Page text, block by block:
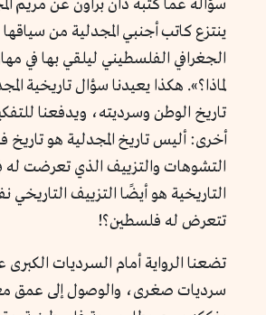
سؤاله عما كتبه دان براون عن مريم
ينتزع كاتب أجنبي المجدلية من سياقها
الجغرافي الفلسطيني ليلقي بها في
لماذا؟». هكذا يعيدنا سؤال تاريخية
تاريخ الوطن وسرديته، ويدفعنا
أخرى: أليس تاريخ المجدلية هو
التشوهات والتزييف الذي تعرضت له
التاريخية هو أيضًا التزييف التاريخي
تتعرض له فلسطين؟!
تضعنا الرواية أمام السرديات الكبرى
سرديات صغرى، والوصول إلى عمق